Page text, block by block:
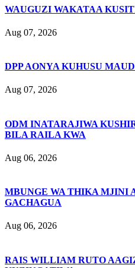
WAUGUZI WAKATAA
Aug 07, 2026
DPP AONYA KUHUSU
Aug 07, 2026
ODM INATARAJIWA
BILA RAILA KWA
Aug 06, 2026
MBUNGE WA THIKA MJINI
GACHAGUA
Aug 06, 2026
RAIS WILLIAM RUTO